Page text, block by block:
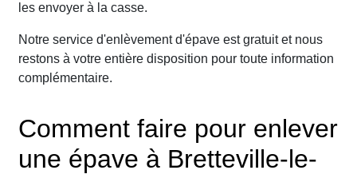
les envoyer à la casse.
Notre service d'enlèvement d'épave est gratuit et nous
restons à votre entière disposition pour toute information
complémentaire.
Comment faire pour enlever
une épave à Bretteville-le-